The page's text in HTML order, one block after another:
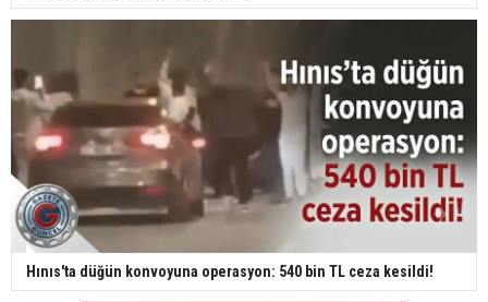
Hınıs'ta düğün konvoyuna operasyon: 540 bin TL ceza kesildi!